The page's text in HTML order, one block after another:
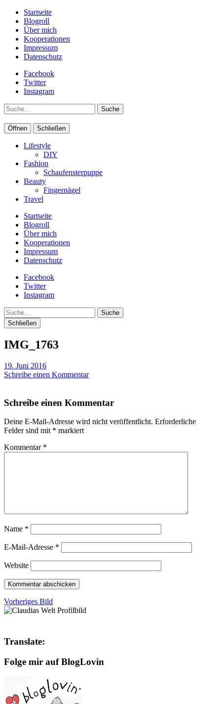
Startseite
Blogroll
Über mich
Kooperationen
Impressum
Datenschutz
Facebook
Twitter
Instagram
Suche
Öffnen Schließen
Lifestyle
DIY
Fashion
Schaufensterpuppe
Beauty
Fingernägel
Travel
Startseite
Blogroll
Über mich
Kooperationen
Impressum
Datenschutz
Facebook
Twitter
Instagram
Suche
Schließen
IMG_1763
19. Juni 2016
Schreibe einen Kommentar
Schreibe einen Kommentar
Deine E-Mail-Adresse wird nicht veröffentlicht. Erforderliche
Felder sind mit * markiert
Kommentar *
Name *
E-Mail-Adresse *
Website
Vorheriges Bild
Translate:
Folge mir auf BlogLovin